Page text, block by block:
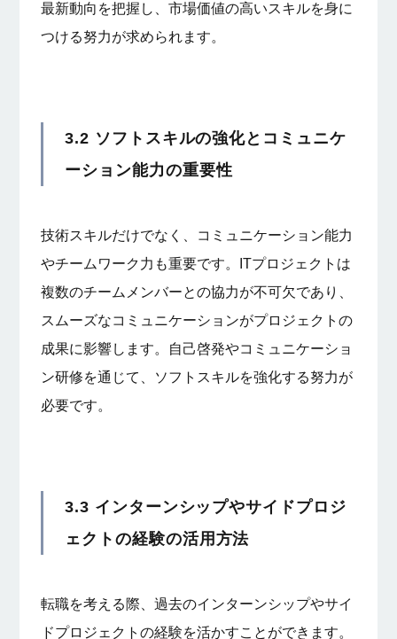
最新動向を把握し、市場価値の高いスキルを身に
つける努力が求められます。
3.2 ソフトスキルの強化とコミュニケ
ーション能力の重要性
技術スキルだけでなく、コミュニケーション能力
やチームワーク力も重要です。ITプロジェクトは
複数のチームメンバーとの協力が不可欠であり、
スムーズなコミュニケーションがプロジェクトの
成果に影響します。自己啓発やコミュニケーショ
ン研修を通じて、ソフトスキルを強化する努力が
必要です。
3.3 インターンシップやサイドプロジ
ェクトの経験の活用方法
転職を考える際、過去のインターンシップやサイ
ドプロジェクトの経験を活かすことができます。